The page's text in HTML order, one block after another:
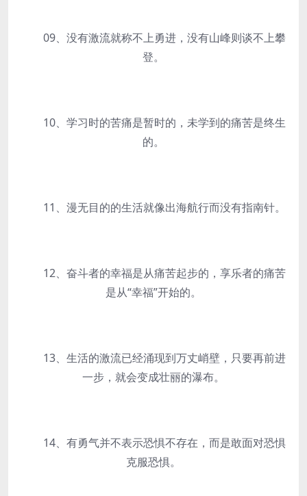
09、没有激流就称不上勇进，没有山峰则谈不上攀
登。
10、学习时的苦痛是暂时的，未学到的痛苦是终生
的。
11、漫无目的的生活就像出海航行而没有指南针。
12、奋斗者的幸福是从痛苦起步的，享乐者的痛苦
是从“幸福”开始的。
13、生活的激流已经涌现到万丈峭壁，只要再前进
一步，就会变成壮丽的瀑布。
14、有勇气并不表示恐惧不存在，而是敢面对恐惧
克服恐惧。